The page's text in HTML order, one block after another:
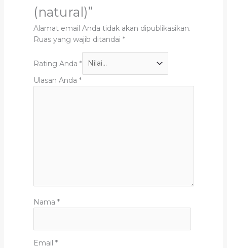
(natural)”
Alamat email Anda tidak akan dipublikasikan.
Ruas yang wajib ditandai *
Rating Anda *
Ulasan Anda *
Nama *
Email *